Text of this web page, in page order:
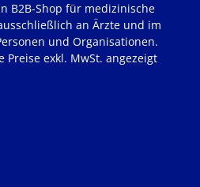
B2B-Shop für medizinische
an Ärzte und im
und Organisationen.
Preise exkl. MwSt. angezeigt